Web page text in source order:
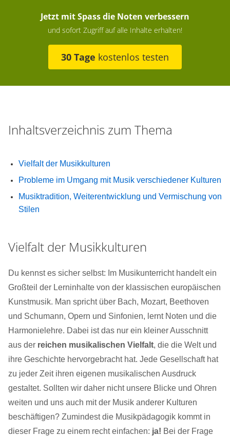
Jetzt mit Spass die Noten verbessern
und sofort Zugriff auf alle Inhalte erhalten!
30 Tage kostenlos testen
Inhaltsverzeichnis zum Thema
Vielfalt der Musikkulturen
Probleme im Umgang mit Musik verschiedener Kulturen
Musiktradition, Weiterentwicklung und Vermischung von
Stilen
Vielfalt der Musikkulturen
Du kennst es sicher selbst: Im Musikunterricht handelt ein
Großteil der Lerninhalte von der klassischen europäischen
Kunstmusik. Man spricht über Bach, Mozart, Beethoven
und Schumann, Opern und Sinfonien, lernt Noten und die
Harmonielehre. Dabei ist das nur ein kleiner Ausschnitt
aus der reichen musikalischen Vielfalt, die die Welt und
ihre Geschichte hervorgebracht hat. Jede Gesellschaft hat
zu jeder Zeit ihren eigenen musikalischen Ausdruck
gestaltet. Sollten wir daher nicht unsere Blicke und Ohren
weiten und uns auch mit der Musik anderer Kulturen
beschäftigen? Zumindest die Musikpädagogik kommt in
dieser Frage zu einem recht einfachen: ja! Bei der Frage